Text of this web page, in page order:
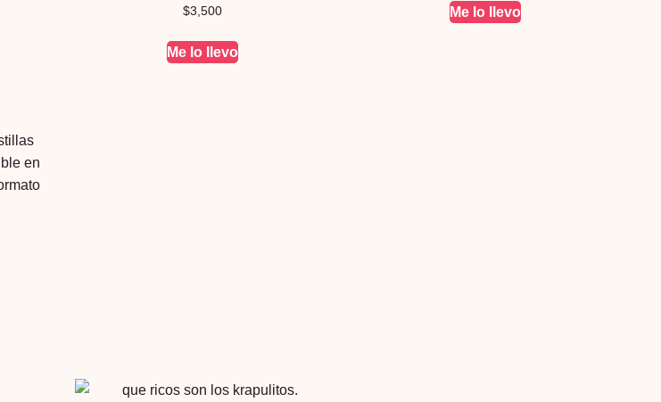
Valorado en
5.00
$3,500
Me lo llevo
Me lo llevo